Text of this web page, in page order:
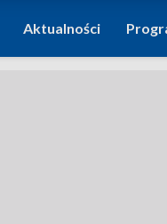
Aktualności